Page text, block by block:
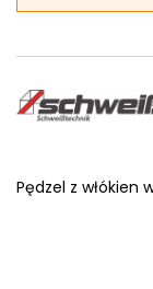
Pędzel z włókien